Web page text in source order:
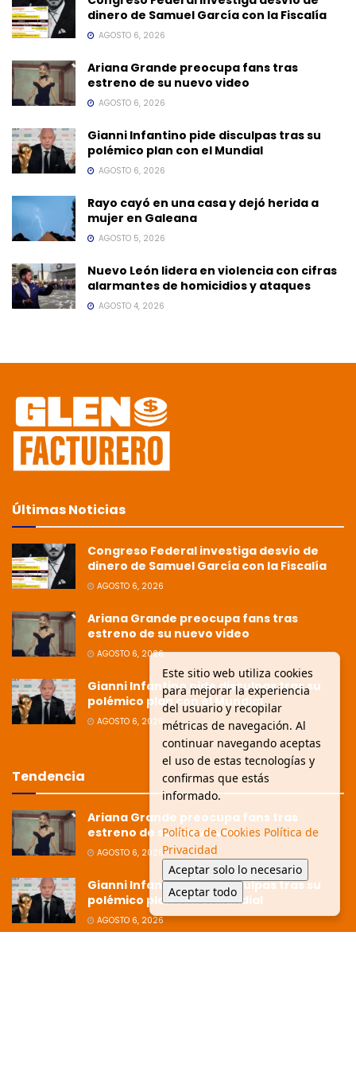
dinero de Samuel García con la Fiscalía
AGOSTO 6, 2026
Ariana Grande preocupa fans tras
estreno de su nuevo video
AGOSTO 6, 2026
Gianni Infantino pide disculpas tras su
polémico plan con el Mundial
AGOSTO 6, 2026
Rayo cayó en una casa y dejó herida a
mujer en Galeana
AGOSTO 5, 2026
Nuevo León lidera en violencia con cifras
alarmantes de homicidios y ataques
AGOSTO 4, 2026
Últimas Noticias
Congreso Federal investiga desvío de
dinero de Samuel García con la Fiscalía
AGOSTO 6, 2026
Ariana Grande preocupa fans tras
estreno de su nuevo video
AGOSTO 6, 2026
Gianni Infantino pide disculpas tras su
polémico plan con el Mundial
AGOSTO 6, 2026
Tendencia
Ariana Grande preocupa fans tras
estreno de su nuevo video
AGOSTO 6, 2026
Gianni Infantino pide disculpas tras su
polémico plan con el Mundial
AGOSTO 6, 2026
Este sitio web utiliza cookies
para mejorar la experiencia
del usuario y recopilar
métricas de navegación. Al
continuar navegando aceptas
el uso de estas tecnologías y
confirmas que estás
informado.
Política de Cookies Política de
Privacidad
Aceptar solo lo necesario
Aceptar todo